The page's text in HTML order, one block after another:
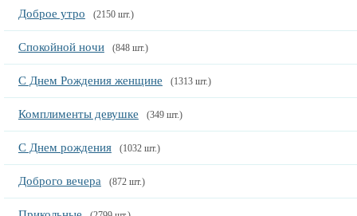
Доброе утро (2150 шт.)
Спокойной ночи (848 шт.)
С Днем Рождения женщине (1313 шт.)
Комплименты девушке (349 шт.)
С Днем рождения (1032 шт.)
Доброго вечера (872 шт.)